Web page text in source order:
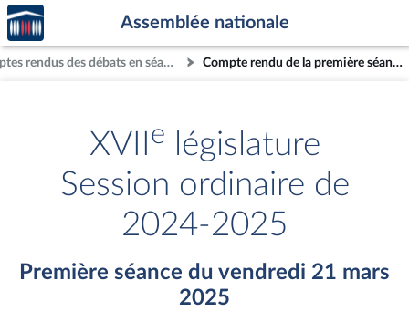
Aller au contenu
Aller en bas de la page
Accèder
à la
page
d'accueil
Assemblée nationale
Comptes rendus des débats en séance Compte rendu de la première séance du vendredi 21 mars 2025
XVII e
législature
Session ordinaire de
2024-2025
Première séance du vendredi 21 mars
2025